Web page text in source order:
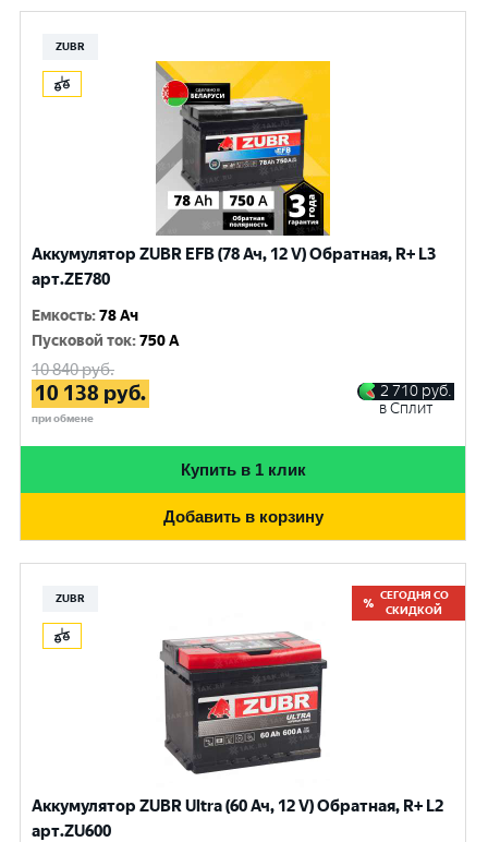
ZUBR
Аккумулятор ZUBR EFB (78 Ач, 12 V) Обратная, R+ L3
арт.ZE780
Емкость:78 Ач
Пусковой ток:750 A
10 840руб.
10 138 руб.
при обмене
2 710 руб.
в Сплит
Купить в 1 клик
Добавить в корзину
ZUBR
СЕГОДНЯ СО
СКИДКОЙ
Аккумулятор ZUBR Ultra (60 Ач, 12 V) Обратная, R+ L2
арт.ZU600